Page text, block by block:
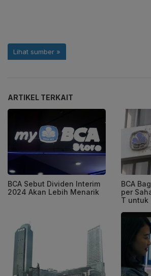
ARTIKEL TERKAIT
BCA Sebut Dividen Interim
2024 Akan Lebih Menarik
BCA
per
T untuk